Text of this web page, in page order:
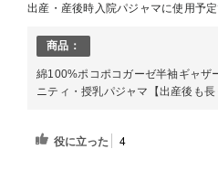
出産・産後時入院パジャマに使用予定
商品：
綿100%ポコポコガーゼ半袖ギャ
ニティ・授乳パジャマ【出産後も
役に立った 4